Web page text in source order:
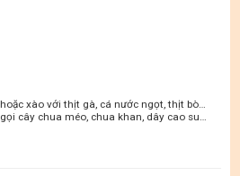
xào với thịt gà, cá nước ngọt, thịt bò…
cây chua méo, chua khan, dây cao su…